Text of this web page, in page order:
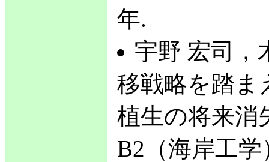
年.
宇野 宏司，
移戦略を踏ま
植生の将来消
B2（海岸工学